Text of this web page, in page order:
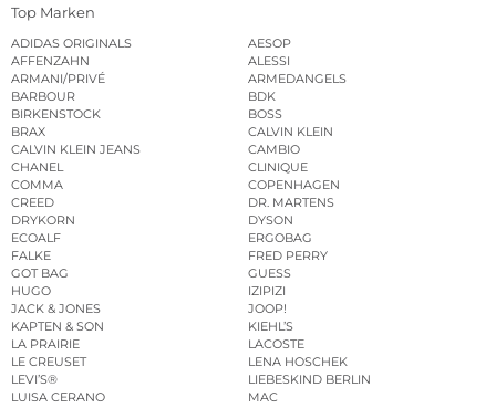
Top Marken
ADIDAS ORIGINALS
AESOP
AFFENZAHN
ALESSI
ARMANI/PRIVÉ
ARMEDANGELS
BARBOUR
BDK
BIRKENSTOCK
BOSS
BRAX
CALVIN KLEIN
CALVIN KLEIN JEANS
CAMBIO
CHANEL
CLINIQUE
COMMA
COPENHAGEN
CREED
DR. MARTENS
DRYKORN
DYSON
ECOALF
ERGOBAG
FALKE
FRED PERRY
GOT BAG
GUESS
HUGO
IZIPIZI
JACK & JONES
JOOP!
KAPTEN & SON
KIEHL’S
LA PRAIRIE
LACOSTE
LE CREUSET
LENA HOSCHEK
LEVI’S®
LIEBESKIND BERLIN
LUISA CERANO
MAC